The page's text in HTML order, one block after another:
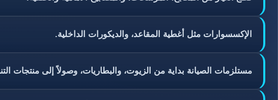
الإكسسوارات مثل أغطية المقاعد، والديكورات الداخلية.
مستلزمات الصيانة بداية من الزيوت، والبطاريات، وصولاً إلى منتجات